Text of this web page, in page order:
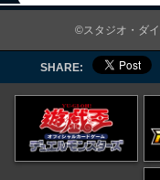
©スタジオ・ダ
SHARE: